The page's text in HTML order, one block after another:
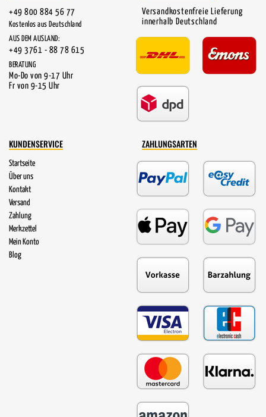
+49 800 884 56 77
Kostenlos aus Deutschland
AUS DEM AUSLAND:
+49 3761 - 88 78 615
BERATUNG
Mo-Do von 9-17 Uhr
Fr von 9-15 Uhr
Versandkostenfreie Lieferung
innerhalb Deutschland
KUNDENSERVICE
Startseite
Über uns
Kontakt
Versand
Zahlung
Merkzettel
Mein Konto
Blog
ZAHLUNGSARTEN